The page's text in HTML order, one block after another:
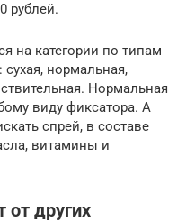
рублей.
на категории по типам
нормальная,
Нормальная
виду фиксатора. А
спрей, в составе
витамины и
от других